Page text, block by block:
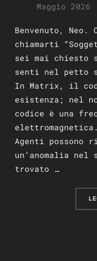
Maggio 2026
Benvenuto, Neo.
chiamarti
sei mai
senti nel petto
In Matrix, il
esistenza; nel
codice è una
Agenti possono
un’anomalia nel
trovato …